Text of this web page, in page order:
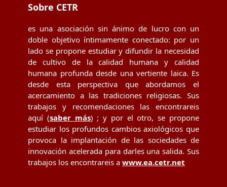
Sobre CETR
es una asociación sin ánimo de lucro con un
doble objetivo íntimamente conectado: por un
lado se propone estudiar y difundir la necesidad
de cultivo de la calidad humana y calidad
humana profunda desde una vertiente laica. Es
desde esta perspectiva que abordamos el
acercamiento a las tradiciones religiosas. Sus
trabajos y recomendaciones las encontrareis
aquí (saber más) ; y por el otro, se propone
estudiar los profundos cambios axiológicos que
provoca la implantación de las sociedades de
innovación acelerada para darles una salida. Sus
trabajos los encontrareis a www.ea.cetr.net